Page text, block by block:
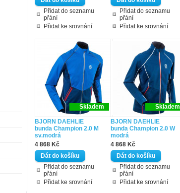
Přidat do seznamu
přání
Přidat ke srovnání
Přidat do seznamu
přání
Přidat ke srovnání
Skladem
BJORN DAEHLIE
bunda Champion 2.0 M
sv.modrá
4 868 Kč
Přidat do seznamu
přání
Přidat ke srovnání
Skladem
BJORN DAEHLIE
bunda Champion 2.0 W
modrá
4 868 Kč
Přidat do seznamu
přání
Přidat ke srovnání